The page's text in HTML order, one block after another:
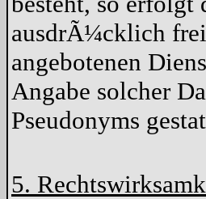
ausdrÃ¼cklich
angebotenen
Angabe solcher
Pseudonyms
5.